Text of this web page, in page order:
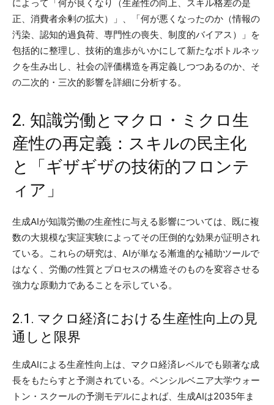
によって「何が良くなり（生産性の向上、スキル格差の是
正、消費者余剰の拡大）」、「何が悪くなったのか（情報の
汚染、認知的過負荷、専門性の喪失、制度的バイアス）」を
包括的に整理し、技術的進歩がいかにして新たなボトルネッ
クを生み出し、社会の評価構造を再定義しつつあるのか、そ
の二次的・三次的影響を詳細に分析する。
2. 知識労働とマクロ・ミクロ生
産性の再定義：スキルの民主化
と「ギザギザの技術的フロンテ
ィア」
生成AIが知識労働の生産性に与える影響については、既に複
数の大規模な実証実験によってその圧倒的な効果が証明され
ている。これらの研究は、AIが単なる漸進的な補助ツールで
はなく、労働の性質とプロセスの構造そのものを変容させる
強力な原動力であることを示している。
2.1. マクロ経済における生産性向上の見
通しと限界
生成AIによる生産性向上は、マクロ経済レベルでも顕著な成
長をもたらすと予測されている。ペンシルベニア大学ウォー
トン・スクールの予測モデルによれば、生成AIは2035年ま